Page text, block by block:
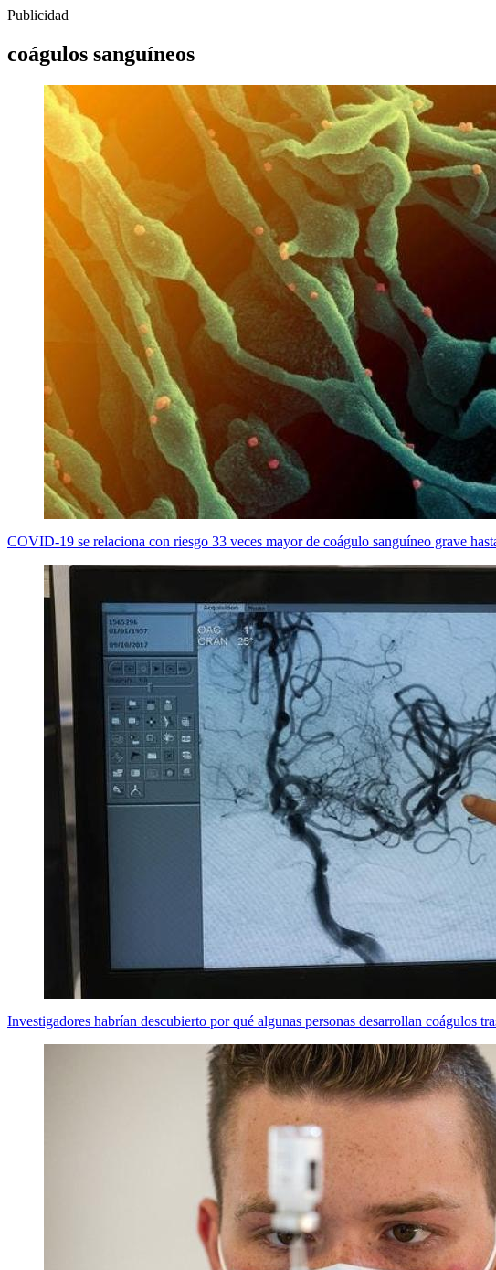
Publicidad
coágulos sanguíneos
COVID-19 se relaciona con riesgo 33 veces mayor de coágulo sanguíneo grave
Investigadores habrían descubierto por qué algunas personas desarrollan coágulos